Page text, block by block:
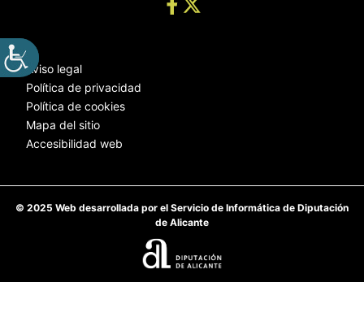
Aviso legal
Política de privacidad
Política de cookies
Mapa del sitio
Accesibilidad web
© 2025 Web desarrollada por el Servicio de Informática de Diputación
de Alicante